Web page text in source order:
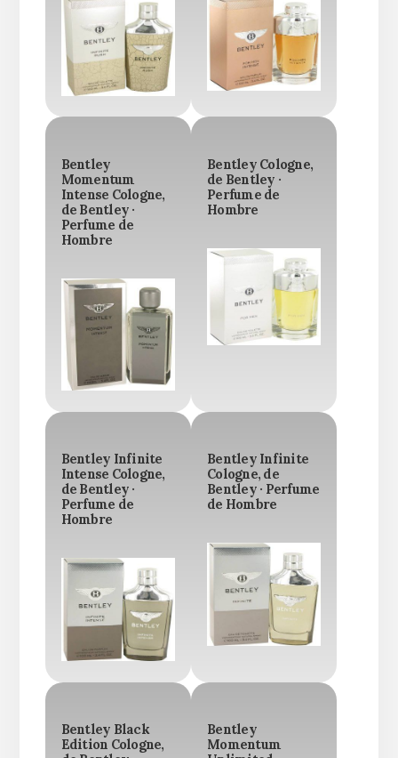
Bentley
Momentum
Intense Cologne,
de Bentley ·
Perfume de
Hombre
Bentley Cologne,
de Bentley ·
Perfume de
Hombre
Bentley Infinite
Intense Cologne,
de Bentley ·
Perfume de
Hombre
Bentley Infinite
Cologne, de
Bentley · Perfume
de Hombre
Bentley Black
Edition Cologne,
Bentley
Momentum